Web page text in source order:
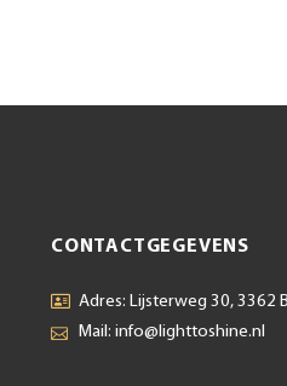
CONTACTGEGEVENS
Adres: Lijsterweg 30, 3362
Mail: info@lighttoshine.nl